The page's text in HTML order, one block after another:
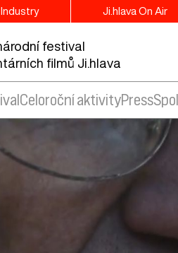
Industry Ji.hlava On Air
festival
filmů Ji.hlava
Celoroční aktivityPress